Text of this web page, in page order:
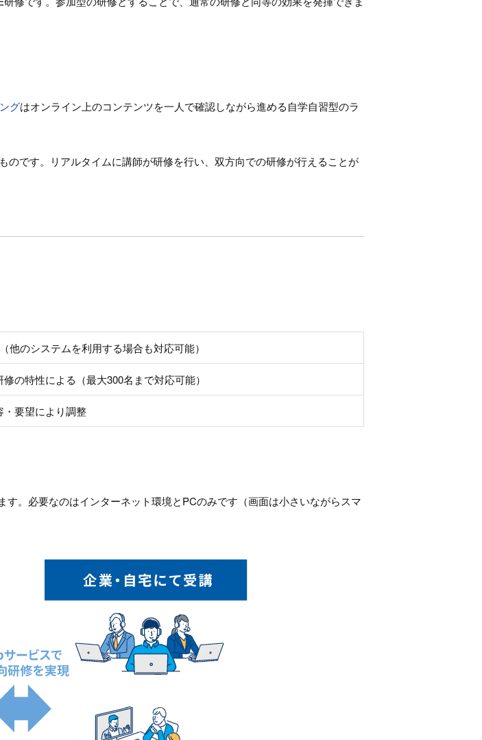
グはオンライン上のコンテンツを一人で確認しながら進める自学自習型のラ
です。リアルタイムに講師が研修を行い、双方向での研修が行えることが
他のシステムを利用する場合も対応可能）
の特性による（最大300名まで対応可能）
要望により調整
。必要なのはインターネット環境とPCのみです（画面は小さいながらスマ